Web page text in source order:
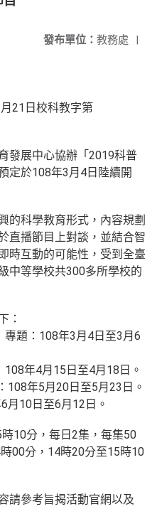
發布單位： 教務處 |
21日校科教字第
發展中心協辦「2019科普
定於108年3月4日陸續開
的科學教育形式，內容規劃
直播節目上對談，並結合智
時互動的可能性，受到全臺
中等學校共300多所學校的
：
題：108年3月4日至3月6
年4月15日至4月18日。
108年5月20日至5月23日。
月10日至6月12日。
10分，每日2集，每集50
00分，14時20分至15時10
請參考旨揭活動官網以及